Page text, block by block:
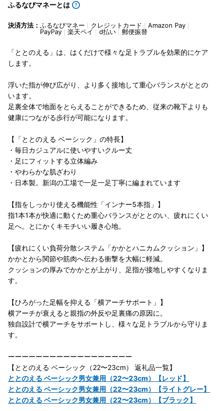
ふるなびマネーとは
決済方法： ふるなびマネー クレジットカード
Amazon Pay
PayPay
楽天ペイ d払い 郵便振替
「ととのえる」は、はくだけで様々な足トラブルを効果的にケア
します。
浮いた指が伸び広がり、より多く接地して重心バランスがととの
います。
足裏全体で地面をとらえることができるため、従来の靴下よりも
健康につながる歩行が可能になります。
【「ととのえる ベーシック」の特長】
・毎日カジュアルに使いやすいクルー丈
・足にフィットする立体編み
・やわらかな肌ざわり
・日本製。新潟の工場で一足一足丁寧に編まれています
【指をしっかり使える機能性「インナー5本指」】
指1本1本が快適に動くため重心バランスがととのい、疲れにくい
足へ。とにかくキモチいい履き心地。
【疲れにくい負荷分散システム「かかとハニカムクッション」】
かかとから関節や筋肉へ伝わる衝撃を大幅に軽減。
クッションの厚みでかかとが上がり、足指が接地しやすくなりま
す。
【ひろがった足幅を抑える「横アーチサポート」】
横アーチが衰えると親指の外反や足裏痛の原因に。
独自設計で横アーチをサポートし、様々な足トラブルから守りま
す。
ーーーーーーーーーーーーーーーーーー
【ととのえる ベーシック（22〜23cm） 返礼品一覧】
ととのえる ベーシック男女兼用（22〜23cm）【レッド】
ととのえる ベーシック男女兼用（22〜23cm）【ライトグレー】
ととのえる ベーシック男女兼用（22〜23cm）【ブラック】